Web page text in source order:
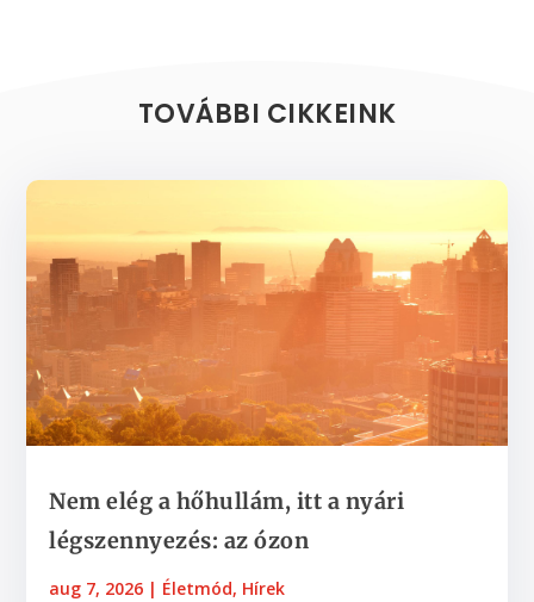
TOVÁBBI CIKKEINK
Nem elég a hőhullám, itt a nyári
légszennyezés: az ózon
aug 7, 2026 | Életmód, Hírek